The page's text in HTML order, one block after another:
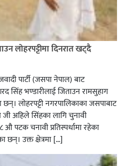
स्थान ल्याएकोमा जनमत नेताद्वय
सम्पन्न
लोहरपट्टीमा दिनरात खट्दै
पार्टी (जसपा नेपाल) बाट
सिंह भण्डारीलाई जिताउन रामसुहाग
छन्। लोहरपट्टी नगरपालिकाका जसपाबाट
अहिले सिंहका लागि चुनावी
पटक चनावी प्रतिस्पर्धामा रहेका
छन्। उक्त क्षेत्रमा […]